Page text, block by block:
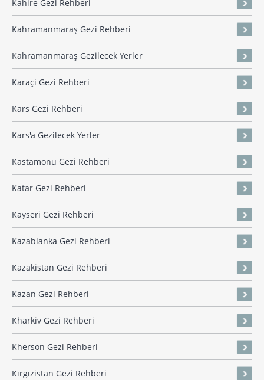
Kahire Gezi Rehberi
Kahramanmaraş Gezi Rehberi
Kahramanmaraş Gezilecek Yerler
Karaçi Gezi Rehberi
Kars Gezi Rehberi
Kars'a Gezilecek Yerler
Kastamonu Gezi Rehberi
Katar Gezi Rehberi
Kayseri Gezi Rehberi
Kazablanka Gezi Rehberi
Kazakistan Gezi Rehberi
Kazan Gezi Rehberi
Kharkiv Gezi Rehberi
Kherson Gezi Rehberi
Kırgızistan Gezi Rehberi